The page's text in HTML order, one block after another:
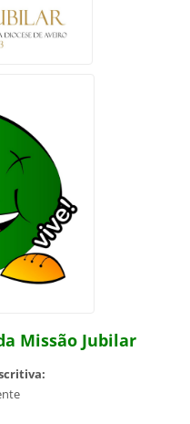
Missão Jubilar